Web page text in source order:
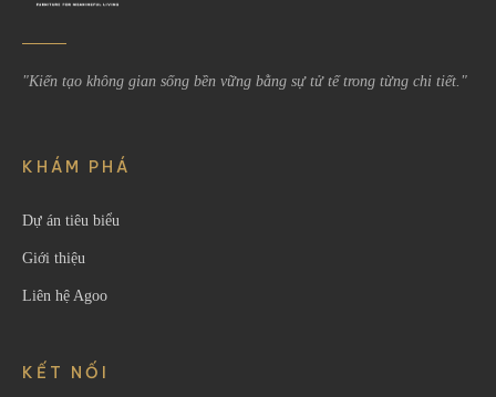
"Kiến tạo không gian sống bền vững bằng sự tử tế trong từng chi tiết."
KHÁM PHÁ
Dự án tiêu biểu
Giới thiệu
Liên hệ Agoo
KẾT NỐI